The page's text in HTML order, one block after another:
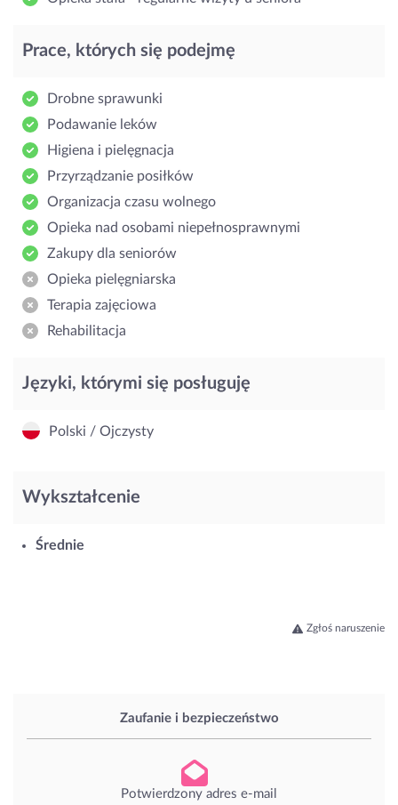
Zaufanie i bezpieczeństwo
Potwierdzony adres e-mail
Prace, których się podejmę
Drobne sprawunki
Podawanie leków
Higiena i pielęgnacja
Przyrządzanie posiłków
Organizacja czasu wolnego
Opieka nad osobami niepełnosprawnymi
Zakupy dla seniorów
Opieka pielęgniarska
Terapia zajęciowa
Rehabilitacja
Języki, którymi się posługuję
Polski / Ojczysty
Wykształcenie
Średnie
Zgłoś naruszenie